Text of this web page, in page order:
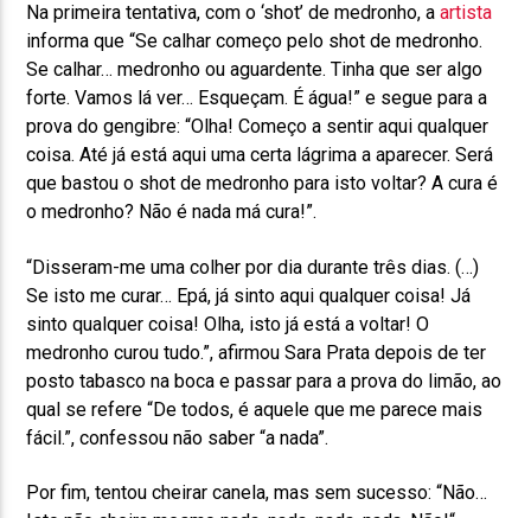
Na primeira tentativa, com o ‘shot’ de medronho, aartista
informa que “Se calhar começo pelo shot de medronho.
Se calhar… medronho ou aguardente. Tinha que ser algo
forte. Vamos lá ver… Esqueçam. É água!” e segue para a
prova do gengibre: “Olha! Começo a sentir aqui qualquer
coisa. Até já está aqui uma certa lágrima a aparecer. Será
que bastou o shot de medronho para isto voltar? A cura é
o medronho? Não é nada má cura!”.
“Disseram-me uma colher por dia durante três dias. (…)
Se isto me curar… Epá, já sinto aqui qualquer coisa! Já
sinto qualquer coisa! Olha, isto já está a voltar! O
medronho curou tudo.”, afirmou Sara Prata depois de ter
posto tabasco na boca e passar para a prova do limão, ao
qual se refere “De todos, é aquele que me parece mais
fácil.”, confessou não saber “a nada”.
Por fim, tentou cheirar canela, mas sem sucesso: “Não…